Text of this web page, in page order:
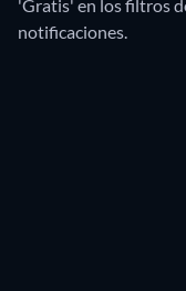
'Gratis' en los filtros
notificaciones.